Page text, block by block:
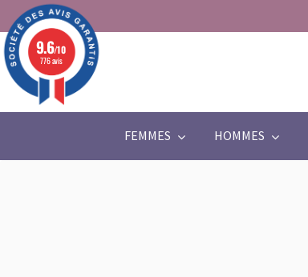
FEMMES HOMMES
9.6/10
776 avis